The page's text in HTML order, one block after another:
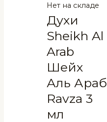
Нет на складе
Духи
Sheikh Al
Arab
Шейх
Аль Араб
Ravza 3
мл